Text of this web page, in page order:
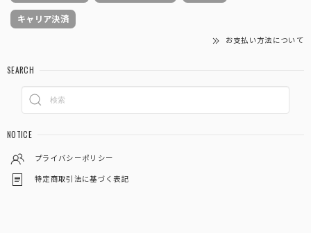
キャリア決済
お支払い方法について
SEARCH
NOTICE
プライバシーポリシー
特定商取引法に基づく表記